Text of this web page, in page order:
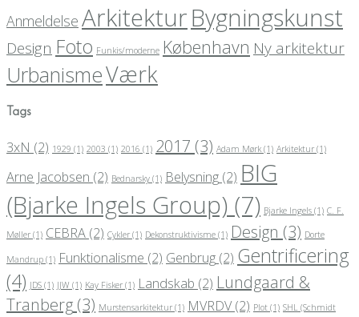
Anmeldelse ArkitekturBygningskunst
Design Foto Funkis/moderne København Ny arkitektur
UrbanismeVærk
Tags
3xN (2) 1929 (1) 2003 (1) 2016 (1) 2017 (3) Adam Mørk(1) Arkitektur (1)
Arne Jacobsen (2) Bednarsky (1) Belysning (2) BIG
(Bjarke Ingels Group) (7) Bjarke Ingels (1) C. F.
Møller (1) CEBRA (2) Cykler (1) Dekonstruktivisme (1) Design (3) Dorte
Mandrup (1) Funktionalisme (2) Genbrug (2) Gentrificering
(4) JDS (1) JJW (1) Kay Fisker (1) Landskab (2) Lundgaard &
Tranberg (3) Murstensarkitektur (1) MVRDV(2) Plot (1) SHL (Schmidt